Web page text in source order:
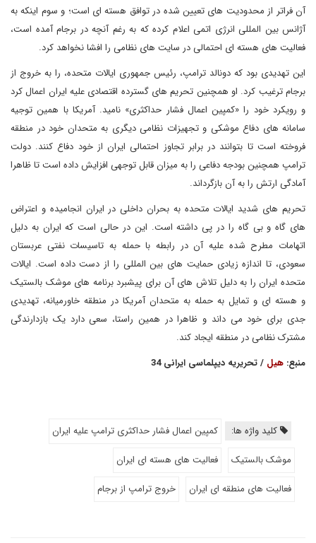
آن فراتر از محدودیت های تعیین شده در توافق هسته ای است؛ و سوم اینکه به
آژانس بین المللی انرژی اتمی اعلام کرده که به رغم آنچه در برجام آمده است،
فعالیت های هسته ای احتمالی در سایت های نظامی را افشا نخواهد کرد.
این تهدیدی بود که دونالد ترامپ، رئیس جمهوری ایالات متحده، را به خروج از
برجام ترغیب کرد. او همچنین تحریم های گسترده اقتصادی علیه ایران اعمال کرد
و رویکرد خود را «کمپین اعمال فشار حداکثری» نامید. آمریکا با همین توجیه
سامانه های دفاع موشکی و تجهیزات نظامی دیگری به متحدان خود در منطقه
فروخته است تا بتوانند در برابر تجاوز احتمالی ایران از خود دفاع کنند. دولت
ترامپ همچنین بودجه دفاعی را به میزان قابل توجهی افزایش داده است تا ظاهرا
آمادگی ارتش را به آن بازگرداند.
تحریم های شدید ایالات متحده به بحران داخلی در ایران انجامیده و اعتراض
های گاه و بی گاه را در پی داشته است. این در حالی است که ایران به دلیل
اتهامات مطرح شده علیه آن در رابطه با حمله به تاسیسات نفتی عربستان
سعودی، تا اندازه زیادی حمایت های بین المللی را از دست داده است. ایالات
متحده ایران را به دلیل تلاش های آن برای پیشبرد برنامه های موشک بالستیک
و هسته ای و تمایل به حمله به متحدان آمریکا در منطقه خاورمیانه، تهدیدی
جدی برای خود می داند و ظاهرا در همین راستا، سعی دارد یک بازدارندگی
مشترک نظامی در منطقه ایجاد کند.
منبع: هیل / تحریریه دیپلماسی ایرانی 34
کلید واژه ها:
کمپین اعمال فشار حداکثری ترامپ علیه ایران
موشک بالستیک
فعالیت های هسته ای ایران
فعالیت های منطقه ای ایران
خروج ترامپ از برجام